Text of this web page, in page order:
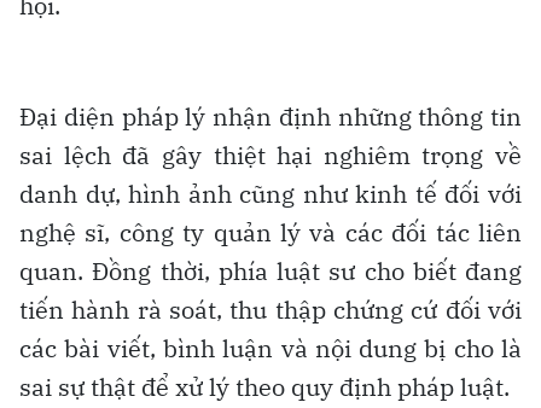
Đại diện pháp lý nhận định những thông tin
sai lệch đã gây thiệt hại nghiêm trọng về
danh dự, hình ảnh cũng như kinh tế đối với
nghệ sĩ, công ty quản lý và các đối tác liên
quan. Đồng thời, phía luật sư cho biết đang
tiến hành rà soát, thu thập chứng cứ đối với
các bài viết, bình luận và nội dung bị cho là
sai sự thật để xử lý theo quy định pháp luật.